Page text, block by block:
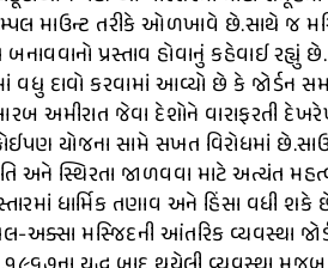
માઉન્ટ તરીકે ઓળખાવે છે.સાથે જ
પ્રસ્તાવ હોવાનું કહેવાઈ રહ્યું છે.
વધુ દાવો કરવામાં આવ્યો છે કે જોર્ડન
અમીરાત જેવા દેશોને વારાફરતી
કોઈપણ યોજના સામે સખત વિરોધમાં
અને સ્થિરતા જાળવવા માટે અત્યંત
ધાર્મિક તણાવ અને હિંસા વધી શકે
અક્સા મસ્જિદની આંતરિક વ્યવસ્થા